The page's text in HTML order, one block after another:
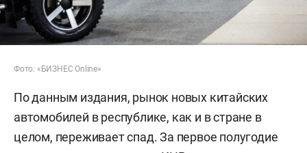
Фото: «БИЗНЕС Online»
По данным издания, рынок новых китайских
автомобилей в республике, как и в стране в
целом, переживает спад. За первое полугодие